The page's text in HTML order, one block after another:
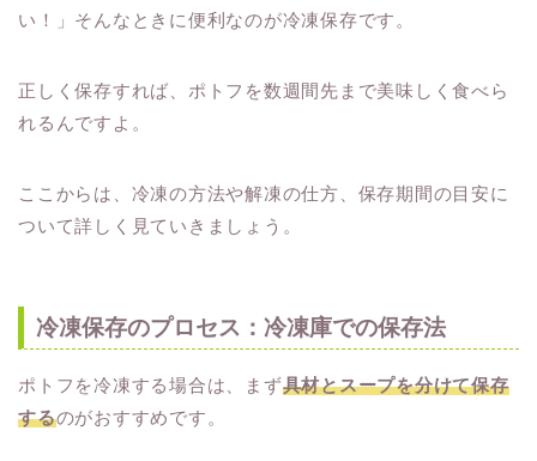
い！」そんなときに便利なのが冷凍保存です。
正しく保存すれば、ポトフを数週間先まで美味しく食べら
れるんですよ。
ここからは、冷凍の方法や解凍の仕方、保存期間の目安に
ついて詳しく見ていきましょう。
冷凍保存のプロセス：冷凍庫での保存法
ポトフを冷凍する場合は、まず具材とスープを分けて保存
するのがおすすめです。